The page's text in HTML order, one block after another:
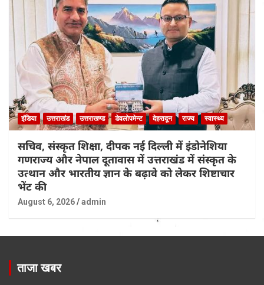
इंडिया उत्तराखंड उत्तराखण्ड डेवलोपमेन्ट देहरादून राज्य स्वास्थ्य
सचिव, संस्कृत शिक्षा, दीपक नई दिल्ली में इंडोनेशिया
गणराज्य और नेपाल दूतावास में उत्तराखंड में संस्कृत के
उत्थान और भारतीय ज्ञान के बढ़ावे को लेकर शिष्टाचार
भेंट की
August 6, 2026 admin
ताजा खबर